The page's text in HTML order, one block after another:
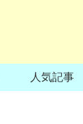
人気記事